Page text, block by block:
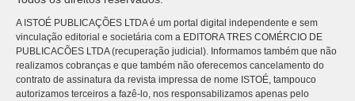
A ISTOÉ PUBLICAÇÕES LTDA é um portal digital independente e sem
vinculação editorial e societária com a EDITORA TRES COMÉRCIO DE
PUBLICACÕES LTDA (recuperação judicial). Informamos também que não
realizamos cobranças e que também não oferecemos cancelamento do
contrato de assinatura da revista impressa de nome ISTOÉ, tampouco
autorizamos terceiros a fazê-lo, nos responsabilizamos apenas pelo